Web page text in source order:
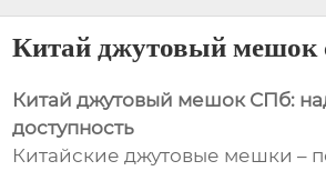
Китай джутовый мешок
Китай джутовый мешок СПб:
доступность
Китайские джутовые мешки –